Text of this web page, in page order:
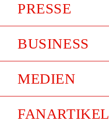
PRESSE
BUSINESS
MEDIEN
FANARTIKEL